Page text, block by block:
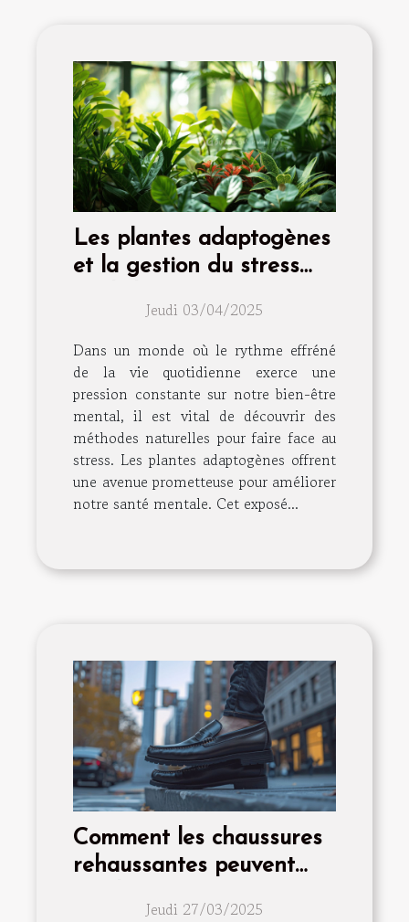
Les plantes adaptogènes
et la gestion du stress
votre santé mentale
Jeudi 03/04/2025
Dans un monde où le rythme effréné
de la vie quotidienne exerce une
pression constante sur notre bien-être
mental, il est vital de découvrir des
méthodes naturelles pour faire face au
stress. Les plantes adaptogènes offrent
une avenue prometteuse pour améliorer
notre santé mentale. Cet exposé...
Comment les chaussures
rehaussantes peuvent
Jeudi 27/03/2025